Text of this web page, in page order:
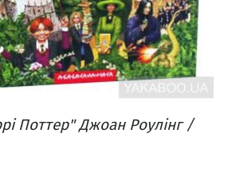
Поттер" Джоан Роулінг /